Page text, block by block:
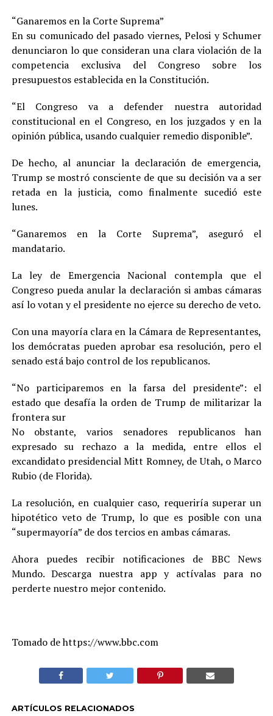
“Ganaremos en la Corte Suprema”
En su comunicado del pasado viernes, Pelosi y Schumer
denunciaron lo que consideran una clara violación de la
competencia exclusiva del Congreso sobre los
presupuestos establecida en la Constitución.
“El Congreso va a defender nuestra autoridad
constitucional en el Congreso, en los juzgados y en la
opinión pública, usando cualquier remedio disponible”.
De hecho, al anunciar la declaración de emergencia,
Trump se mostró consciente de que su decisión va a ser
retada en la justicia, como finalmente sucedió este
lunes.
“Ganaremos en la Corte Suprema”, aseguró el
mandatario.
La ley de Emergencia Nacional contempla que el
Congreso pueda anular la declaración si ambas cámaras
así lo votan y el presidente no ejerce su derecho de veto.
Con una mayoría clara en la Cámara de Representantes,
los demócratas pueden aprobar esa resolución, pero el
senado está bajo control de los republicanos.
“No participaremos en la farsa del presidente”: el
estado que desafía la orden de Trump de militarizar la
frontera sur
No obstante, varios senadores republicanos han
expresado su rechazo a la medida, entre ellos el
excandidato presidencial Mitt Romney, de Utah, o Marco
Rubio (de Florida).
La resolución, en cualquier caso, requeriría superar un
hipotético veto de Trump, lo que es posible con una
“supermayoría” de dos tercios en ambas cámaras.
Ahora puedes recibir notificaciones de BBC News
Mundo. Descarga nuestra app y actívalas para no
perderte nuestro mejor contenido.
Tomado de https://www.bbc.com
ARTÍCULOS RELACIONADOS